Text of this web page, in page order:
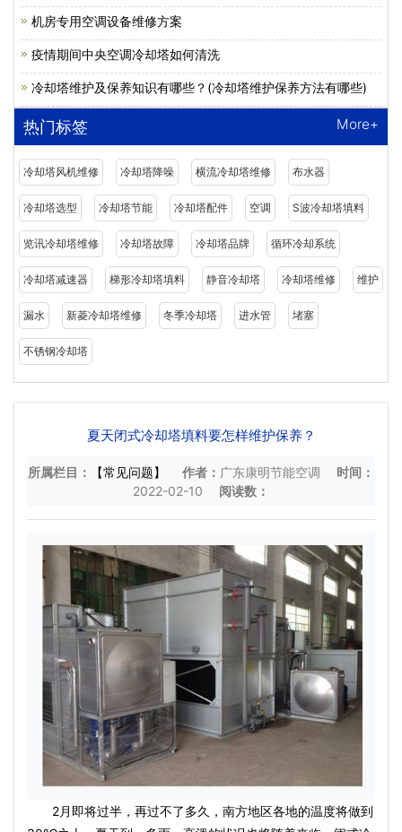
机房专用空调设备维修方案
疫情期间中央空调冷却塔如何清洗
冷却塔维护及保养知识有哪些？(冷却塔维护保养方法有哪些)
热门标签 More+
冷却塔风机维修 冷却塔降噪 横流冷却塔维修 布水器
冷却塔选型 冷却塔节能 冷却塔配件 空调 S波冷却塔填料
览讯冷却塔维修 冷却塔故障 冷却塔品牌 循环冷却系统
冷却塔减速器 梯形冷却塔填料 静音冷却塔 冷却塔维修 维护
漏水 新菱冷却塔维修 冬季冷却塔 进水管 堵塞
不锈钢冷却塔
夏天闭式冷却塔填料要怎样维护保养？
所属栏目： 【常见问题】 作者： 广东康明节能空调
时间：
2022-02-10
阅读数：
2月即将过半，再过不了多久，南方地区各地的温度将做到